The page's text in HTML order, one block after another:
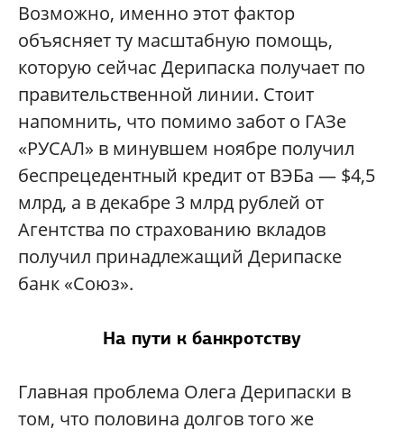
Возможно, именно этот фактор
объясняет ту масштабную помощь,
которую сейчас Дерипаска получает по
правительственной линии. Стоит
напомнить, что помимо забот о ГАЗе
«РУСАЛ» в минувшем ноябре получил
беспрецедентный кредит от ВЭБа — $4,5
млрд, а в декабре 3 млрд рублей от
Агентства по страхованию вкладов
получил принадлежащий Дерипаске
банк «Союз».
На пути к банкротству
Главная проблема Олега Дерипаски в
том, что половина долгов того же